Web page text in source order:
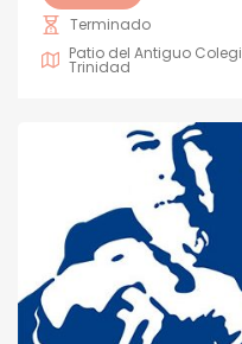
Terminado
Patio del Antiguo
Trinidad